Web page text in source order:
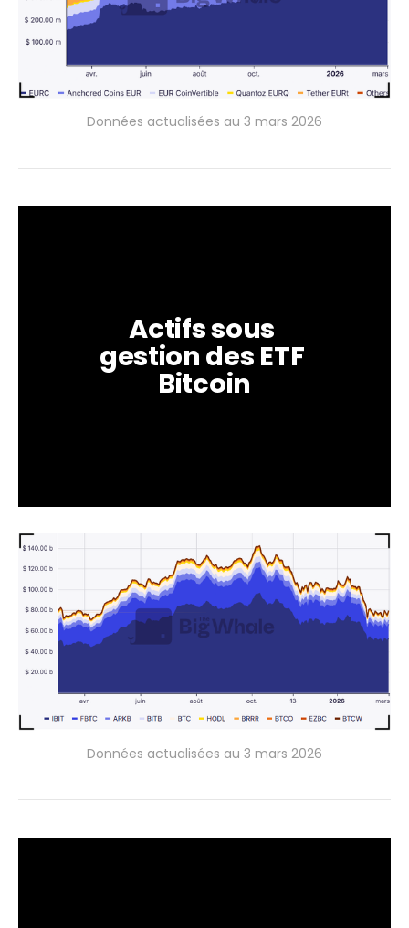
Données actualisées au 3 mars 2026
Actifs sous
gestion des ETF
Bitcoin
Données actualisées au 3 mars 2026